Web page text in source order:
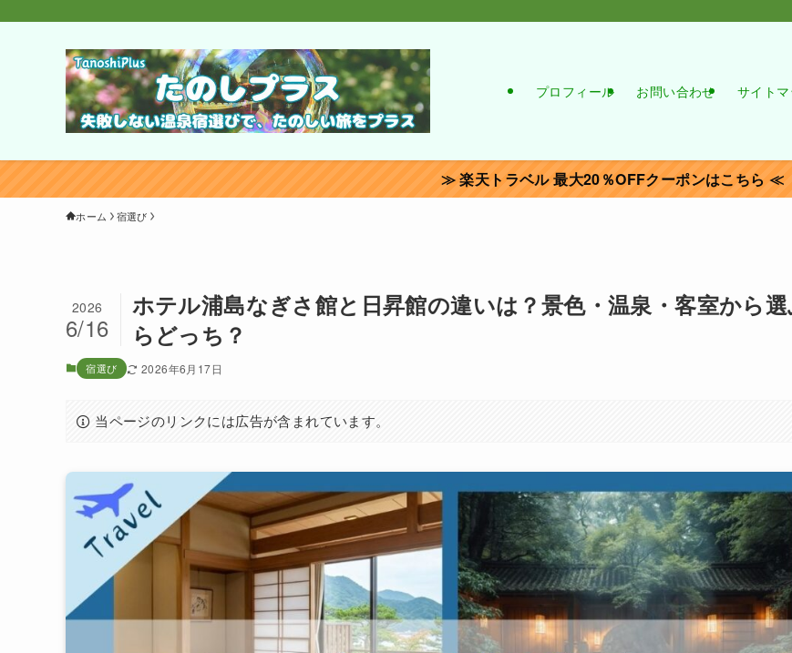
プロフィール お問い合わせ サイト
≫ 楽天トラベル 最大20％OFFクーポンはこちら ≪
ホーム 宿選び
ホテル浦島なぎさ館と日昇館の違いは？景色・温泉・客室から
らどっち？
2026
6/16
宿選び 2026年6月17日
当ページのリンクには広告が含まれています。